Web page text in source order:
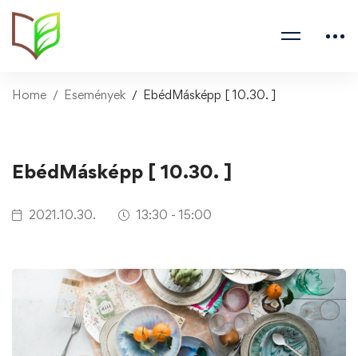
Home Események EbédMásképp [ 10.30. ]
EbédMásképp [ 10.30. ]
2021.10.30. 13:30 - 15:00